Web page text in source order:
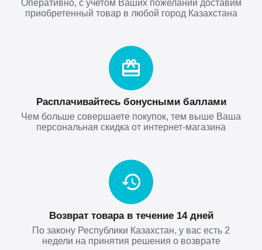
Оперативно, с учетом Ваших пожеланий доставим
приобретенный товар в любой город Казахстана
Расплачивайтесь бонусными баллами
Чем больше совершаете покупок, тем выше Ваша
персональная скидка от интернет-магазина
Возврат товара в течение 14 дней
По закону Республики Казахстан, у вас есть 2
недели на принятия решения о возврате